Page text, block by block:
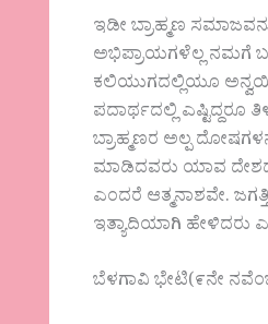
ಇಡೀ ಬ್ರಾಹ್ಮಣ
ಅಭಿಪ್ರಾಯಗಳೆಲ್ಲ ನಮಗೆ
ಕಲಿಯುಗದಲ್ಲಿಯೂ
ಪದಾರ್ಥದಲ್ಲಿ
ಬ್ರಾಹ್ಮಣರ ಅಲ್ಪ
ಮಾಡಿದವರು ಯಾವ
ಎಂದರೆ ಆತ್ಮನಾಶವೇ.
ಇತ್ಯಾದಿಯಾಗಿ ಹೇಳಿದರು
ಬೆಳಗಾವಿ ಭೇಟಿ(೯ನೇ